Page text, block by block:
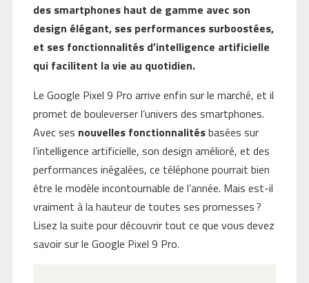
des smartphones haut de gamme avec son
design élégant, ses performances surboostées,
et ses fonctionnalités d’intelligence artificielle
qui facilitent la vie au quotidien.
Le Google Pixel 9 Pro arrive enfin sur le marché, et il
promet de bouleverser l’univers des smartphones.
Avec ses nouvelles fonctionnalitésbasées sur
l’intelligence artificielle, son design amélioré, et des
performances inégalées, ce téléphone pourrait bien
être le modèle incontournable de l’année. Mais est-il
vraiment à la hauteur de toutes ses promesses ?
Lisez la suite pour découvrir tout ce que vous devez
savoir sur le Google Pixel 9 Pro.